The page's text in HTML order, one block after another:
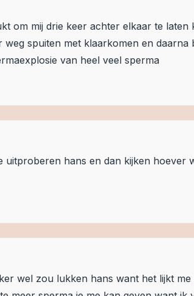
om mij drie keer achter elkaar te laten
weg spuiten met klaarkomen en
van heel veel sperma
uitproberen hans en dan kijken hoever
wel zou lukken hans want het lijkt